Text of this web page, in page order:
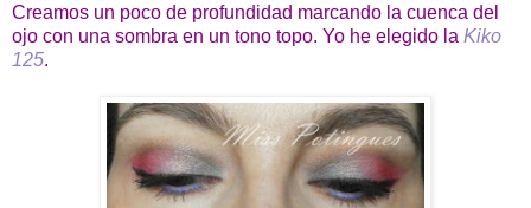
Creamos un poco de profundidad marcando la cuenca del
ojo con una sombra en un tono topo. Yo he elegido la Kiko
125.